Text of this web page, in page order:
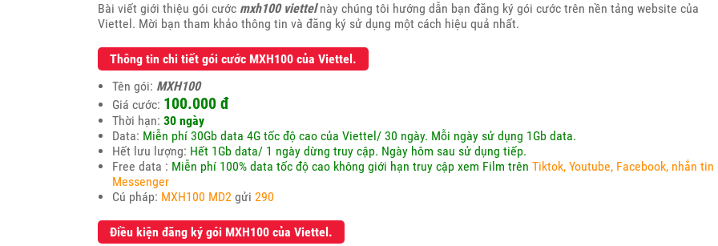
Bài viết giới thiệu gói cước mxh100 viettelnày chúng tôi hướng dẫn bạn đăng ký gói cước trên nền tảng website của
Viettel. Mời bạn tham khảo thông tin và đăng ký sử dụng một cách hiệu quả nhất.
Thông tin chi tiết gói cước MXH100 của Viettel.
Tên gói: MXH100
Giá cước: 100.000 đ
Thời hạn: 30 ngày
Data: Miễn phí 30Gb data 4G tốc độ cao của Viettel/ 30 ngày. Mỗi ngày sử dụng 1Gb data.
Hết lưu lượng: Hết 1Gb data/ 1 ngày dừng truy cập. Ngày hôm sau sử dụng tiếp.
Free data : Miễn phí 100% data tốc độ cao không giới hạn truy cập xem Film trên Tiktok, Youtube, Facebook, nhắn tin
Messenger
Cú pháp: MXH100 MD2 gửi 290
Điều kiện đăng ký gói MXH100 của Viettel.